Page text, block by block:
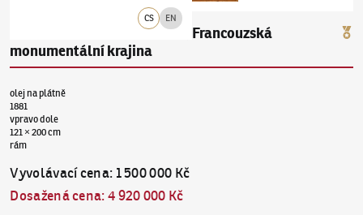
CS EN
(1847–1891)
Francouzská
monumentální krajina
olej na plátně
1881
vpravo dole
121 × 200 cm
rám
Vyvolávací cena: 1 500 000 Kč
Dosažená cena:4 920 000 Kč